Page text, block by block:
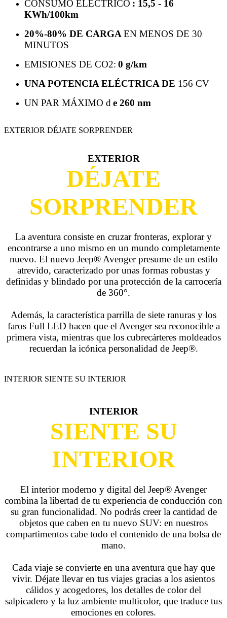
CONSUMO ELÉCTRICO : 15,5 - 16
KWh/100km
20%-80% DE CARGA EN MENOS DE 30
MINUTOS
EMISIONES DE CO2: 0 g/km
UNA POTENCIA ELÉCTRICA DE 156 CV
UN PAR MÁXIMO d e 260 nm
EXTERIOR DÉJATE SORPRENDER
EXTERIOR
DÉJATE
SORPRENDER
La aventura consiste en cruzar fronteras, explorar y
encontrarse a uno mismo en un mundo completamente
nuevo. El nuevo Jeep® Avenger presume de un estilo
atrevido, caracterizado por unas formas robustas y
definidas y blindado por una protección de la carrocería
de 360°.
Además, la característica parrilla de siete ranuras y los
faros Full LED hacen que el Avenger sea reconocible a
primera vista, mientras que los cubrecárteres moldeados
recuerdan la icónica personalidad de Jeep®.
INTERIOR SIENTE SU INTERIOR
INTERIOR
SIENTE SU
INTERIOR
El interior moderno y digital del Jeep® Avenger
combina la libertad de tu experiencia de conducción con
su gran funcionalidad. No podrás creer la cantidad de
objetos que caben en tu nuevo SUV: en nuestros
compartimentos cabe todo el contenido de una bolsa de
mano.
Cada viaje se convierte en una aventura que hay que
vivir. Déjate llevar en tus viajes gracias a los asientos
cálidos y acogedores, los detalles de color del
salpicadero y la luz ambiente multicolor, que traduce tus
emociones en colores.